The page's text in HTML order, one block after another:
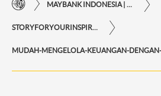
MAYBANK INDONESIA | KEMUDAHAN TRANSAKSI FINANSIAL DI UJUNG JARI ANDA
STORYFORYOURINSPIRATIONPERSONAL